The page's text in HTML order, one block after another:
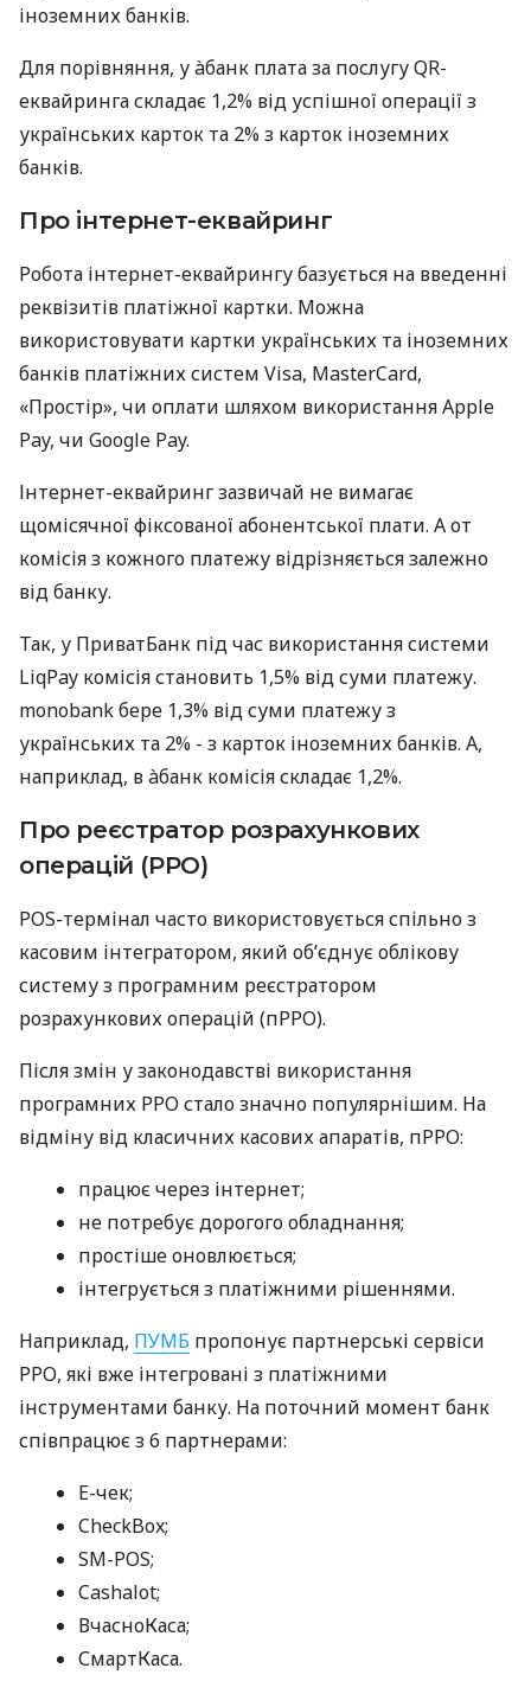
іноземних банків.
Для порівняння, у àбанк плата за послугу QR-
еквайринга складає 1,2% від успішної операції з
українських карток та 2% з карток іноземних
банків.
Про інтернет-еквайринг
Робота інтернет-еквайрингу базується на введенні
реквізитів платіжної картки. Можна
використовувати картки українських та іноземних
банків платіжних систем Visa, MasterCard,
«Простір», чи оплати шляхом використання Apple
Pay, чи Google Pay.
Інтернет-еквайринг зазвичай не вимагає
щомісячної фіксованої абонентської плати. А от
комісія з кожного платежу відрізняється залежно
від банку.
Так, у ПриватБанк під час використання системи
LiqPay комісія становить 1,5% від суми платежу.
monobank бере 1,3% від суми платежу з
українських та 2% - з карток іноземних банків. А,
наприклад, в àбанк комісія складає 1,2%.
Про реєстратор розрахункових
операцій (РРО)
POS-термінал часто використовується спільно з
касовим інтегратором, який об’єднує облікову
систему з програмним реєстратором
розрахункових операцій (пРРО).
Після змін у законодавстві використання
програмних РРО стало значно популярнішим. На
відміну від класичних касових апаратів, пРРО:
працює через інтернет;
не потребує дорогого обладнання;
простіше оновлюється;
інтегрується з платіжними рішеннями.
Наприклад, ПУМБ пропонує партнерські сервіси
РРО, які вже інтегровані з платіжними
інструментами банку. На поточний момент банк
співпрацює з 6 партнерами:
E-чек;
CheckBox;
SM-POS;
Cashalot;
ВчасноКаса;
СмартКаса.